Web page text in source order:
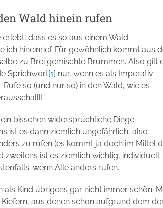
Wald hinein rufen
erlebt, dass es so aus einem Wald
ich hineinrief. Für gewöhnlich kommt aus
zu Brei gemischte Brummen. Also gilt
Sprichwort[1] nur, wenn es als Imperativ
so (und nur so) in den Wald, wie es
bisschen widersprüchliche Dinge
ist es dann ziemlich ungefährlich, also
zu rufen (es kommt ja doch im Mittel
zweitens ist es ziemlich wichtig, individuell
wenn Alle anders rufen.
als Kind übrigens gar nicht immer schön:
aus denen schon aufgrund dem